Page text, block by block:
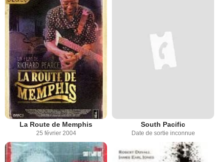
La Route de Memphis
25 février 2004
South Pacific
Date de sortie inconnue